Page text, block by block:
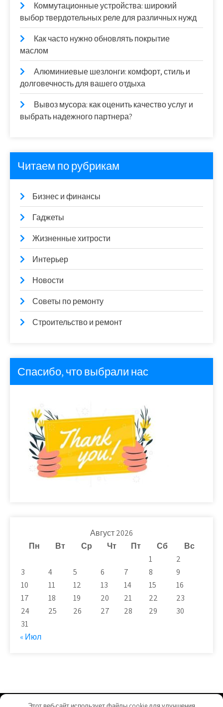
Коммутационные устройства: широкий
выбор твердотельных реле для различных нужд
Как часто нужно обновлять покрытие
маслом
Алюминиевые шезлонги: комфорт, стиль и
долговечность для вашего отдыха
Вывоз мусора: как оценить качество услуг и
выбрать надежного партнера?
Читаем по рубрикам
Бизнес и финансы
Гаджеты
Жизненные хитрости
Интерьер
Новости
Советы по ремонту
Строительство и ремонт
Спасибо, что выбрали нас
Август 2026
Пн
Вт Ср Чт Пт Сб
Вс
1
2
3
4 5 6 7 8
9
10
11 12 13 14 15
16
17
18 19 20 21 22
23
24
25 26 27 28 29
30
31
« Июл